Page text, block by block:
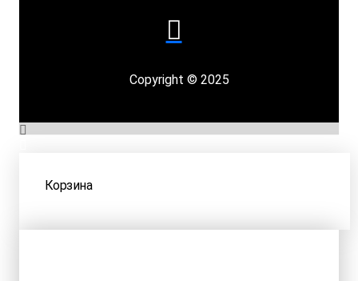
Copyright © 2025
Корзина